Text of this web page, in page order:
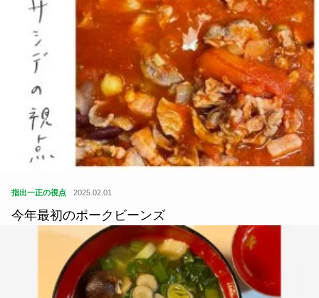
指出一正の視点 2025.02.01
今年最初のポークビーンズ